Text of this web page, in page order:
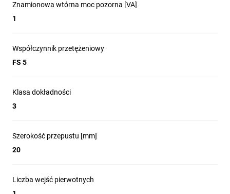
Znamionowa wtórna moc pozorna [VA]
1
Współczynnik przetężeniowy
FS 5
Klasa dokładności
3
Szerokość przepustu [mm]
20
Liczba wejść pierwotnych